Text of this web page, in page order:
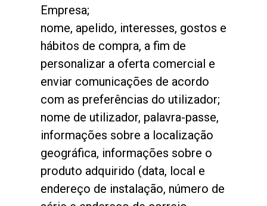
Empresa;
nome, apelido, interesses, gostos e
hábitos de compra, a fim de
personalizar a oferta comercial e
enviar comunicações de acordo
com as preferências do utilizador;
nome de utilizador, palavra-passe,
informações sobre a localização
geográfica, informações sobre o
produto adquirido (data, local e
endereço de instalação, número de